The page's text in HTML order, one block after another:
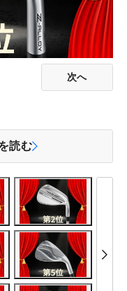
次へ
読む